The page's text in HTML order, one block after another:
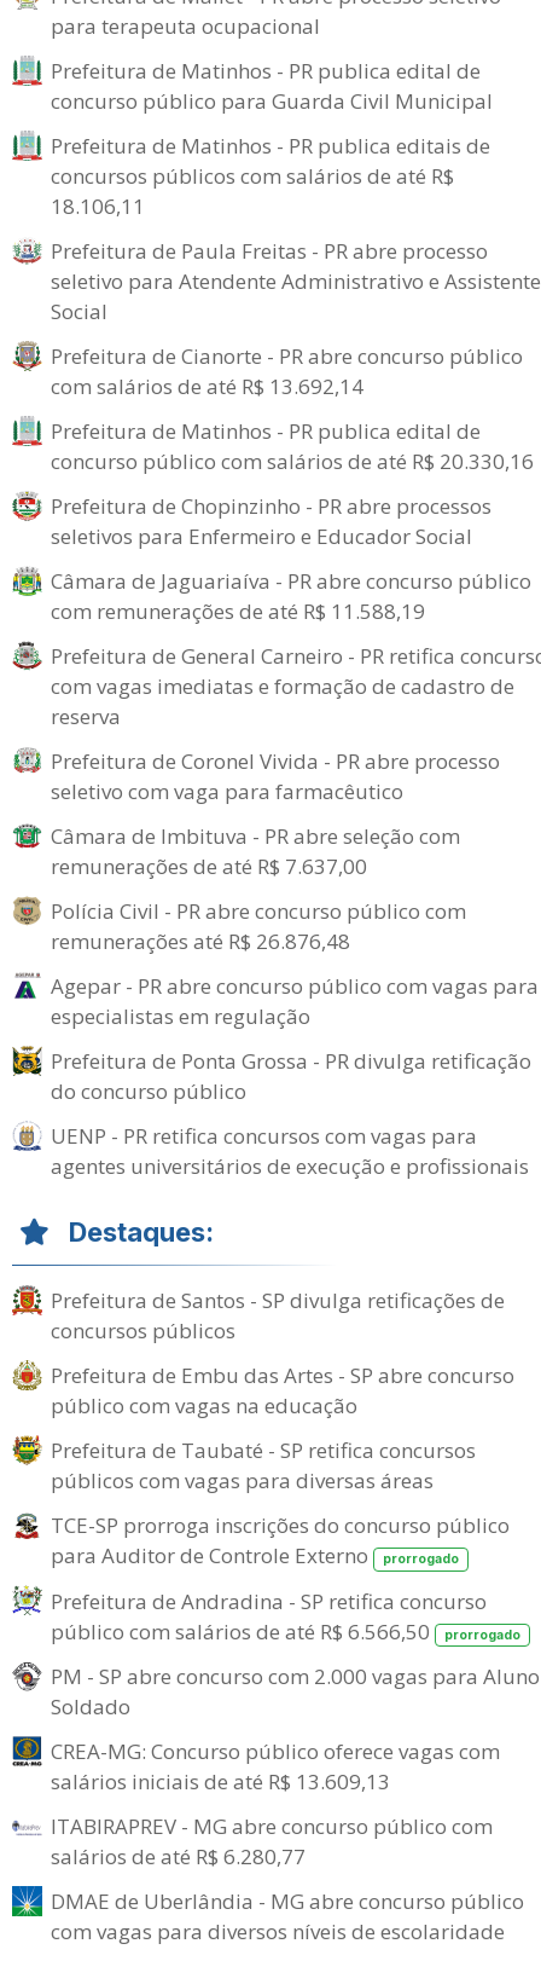
para terapeuta ocupacional
Prefeitura de Matinhos - PR publica edital de
concurso público para Guarda Civil Municipal
Prefeitura de Matinhos - PR publica editais de
concursos públicos com salários de até R$
18.106,11
Prefeitura de Paula Freitas - PR abre processo
seletivo para Atendente Administrativo e Assistente
Social
Prefeitura de Cianorte - PR abre concurso público
com salários de até R$ 13.692,14
Prefeitura de Matinhos - PR publica edital de
concurso público com salários de até R$ 20.330,16
Prefeitura de Chopinzinho - PR abre processos
seletivos para Enfermeiro e Educador Social
Câmara de Jaguariaíva - PR abre concurso público
com remunerações de até R$ 11.588,19
Prefeitura de General Carneiro - PR retifica
com vagas imediatas e formação de cadastro de
reserva
Prefeitura de Coronel Vivida - PR abre processo
seletivo com vaga para farmacêutico
Câmara de Imbituva - PR abre seleção com
remunerações de até R$ 7.637,00
Polícia Civil - PR abre concurso público com
remunerações até R$ 26.876,48
Agepar - PR abre concurso público com vagas para
especialistas em regulação
Prefeitura de Ponta Grossa - PR divulga retificação
do concurso público
UENP - PR retifica concursos com vagas para
agentes universitários de execução e profissionais
Destaques:
Prefeitura de Santos - SP divulga retificações de
concursos públicos
Prefeitura de Embu das Artes - SP abre concurso
público com vagas na educação
Prefeitura de Taubaté - SP retifica concursos
públicos com vagas para diversas áreas
TCE-SP prorroga inscrições do concurso público
para Auditor de Controle Externo
prorrogado
Prefeitura de Andradina - SP retifica concurso
público com salários de até R$ 6.566,50
prorrogado
PM - SP abre concurso com 2.000 vagas para
Soldado
CREA-MG: Concurso público oferece vagas com
salários iniciais de até R$ 13.609,13
ITABIRAPREV - MG abre concurso público com
salários de até R$ 6.280,77
DMAE de Uberlândia - MG abre concurso público
com vagas para diversos níveis de escolaridade